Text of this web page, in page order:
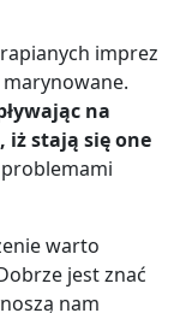
imprez
na
iż stają się one
warto
jest znać
nam